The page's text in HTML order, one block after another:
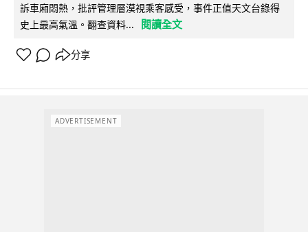
訴車廂悶熱，批評管理層漠視乘客感受，事件正值天文台錄得
史上最高氣溫。翻查資料...
閱讀全文
分享
ADVERTISEMENT